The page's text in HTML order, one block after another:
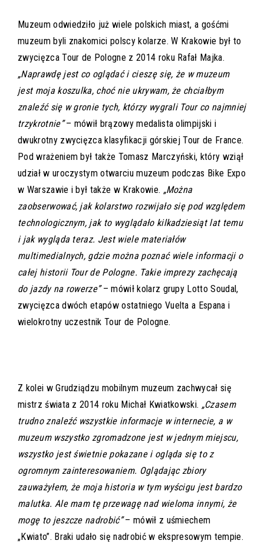
Muzeum odwiedziło już wiele polskich miast, a gośćmi
muzeum byli znakomici polscy kolarze. W Krakowie był to
zwycięzca Tour de Pologne z 2014 roku Rafał Majka.
„Naprawdę jest co oglądać i cieszę się, że w muzeum
jest moja koszulka, choć nie ukrywam, że chciałbym
znaleźć się w gronie tych, którzy wygrali Tour co najmniej
trzykrotnie”– mówił brązowy medalista olimpijski i
dwukrotny zwycięzca klasyfikacji górskiej Tour de France.
Pod wrażeniem był także Tomasz Marczyński, który wziął
udział w uroczystym otwarciu muzeum podczas Bike Expo
w Warszawie i był także w Krakowie. „Można
zaobserwować, jak kolarstwo rozwijało się pod względem
technologicznym, jak to wyglądało kilkadziesiąt lat temu
i jak wygląda teraz. Jest wiele materiałów
multimedialnych, gdzie można poznać wiele informacji o
całej historii Tour de Pologne. Takie imprezy zachęcają
do jazdy na rowerze”– mówił kolarz grupy Lotto Soudal,
zwycięzca dwóch etapów ostatniego Vuelta a Espana i
wielokrotny uczestnik Tour de Pologne.
Z kolei w Grudziądzu mobilnym muzeum zachwycał się
mistrz świata z 2014 roku Michał Kwiatkowski. „Czasem
trudno znaleźć wszystkie informacje w internecie, a w
muzeum wszystko zgromadzone jest w jednym miejscu,
wszystko jest świetnie pokazane i ogląda się to z
ogromnym zainteresowaniem. Oglądając zbiory
zauważyłem, że moja historia w tym wyścigu jest bardzo
malutka. Ale mam tę przewagę nad wieloma innymi, że
mogę to jeszcze nadrobić”– mówił z uśmiechem
„Kwiato”. Braki udało się nadrobić w ekspresowym tempie.